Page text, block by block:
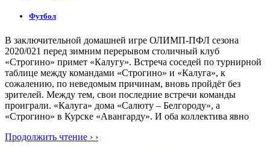
Футбол
В заключительной домашней игре ОЛИМП-ПФЛ сезона
2020/021 перед зимним перерывом столичный клуб
«Строгино» примет «Калугу». Встреча соседей по турнирной
таблице между командами «Строгино» и «Калуга», к
сожалению, по неведомым причинам, вновь пройдёт без
зрителей. Между тем, свои последние встречи команды
проиграли. «Калуга» дома «Салюту – Белгороду», а
«Строгино» в Курске «Авангарду». И оба коллектива явно
Продолжить чтение › ›